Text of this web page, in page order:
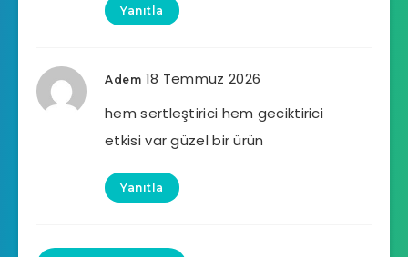
Yanıtla
Adem 18 Temmuz 2026
hem sertleştirici hem geciktirici
etkisi var güzel bir ürün
Yanıtla